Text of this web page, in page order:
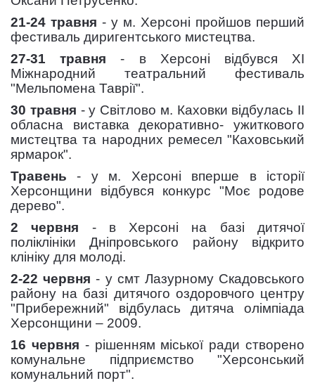
21-24 травня - у м. Херсоні пройшов перший
фестиваль диригентського мистецтва.
27-31 травня - в Херсоні відбувся XI
Міжнародний театральний фестиваль
"Мельпомена Таврії".
30 травня - у Світлово м. Каховки відбулась II
обласна виставка декоративно- ужиткового
мистецтва та народних ремесел "Каховський
ярмарок".
Травень - у м. Херсоні вперше в історії
Херсонщини відбувся конкурс "Моє родове
дерево".
2 червня - в Херсоні на базі дитячої
поліклініки Дніпровського району відкрито
клініку для молоді.
2-22 червня - у смт Лазурному Скадовського
району на базі дитячого оздоровчого центру
"Прибережний" відбулась дитяча олімпіада
Херсонщини – 2009.
16 червня - рішенням міської ради створено
комунальне підприємство "Херсонський
комунальний порт".